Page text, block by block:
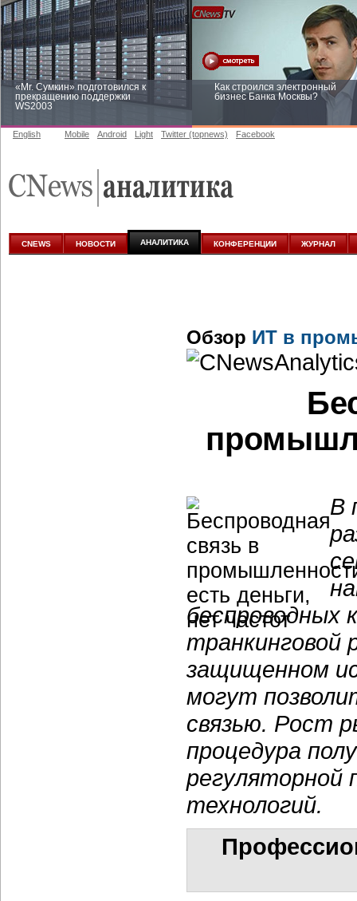
«Mr. Сумкин» подготовился к
прекращению поддержки
WS2003
Как строился электронный
бизнес Банка Москвы?
аналитике
English Mobile Android Light Twitter (topnews) Facebook
CNEWS НОВОСТИ АНАЛИТИКА КОНФЕРЕНЦИИ ЖУРНАЛ
Обзор ИТ в
В
беспроводных
транкинговой
защищенном
могут
связью. Рост
процедура
регуляторной
технологий.